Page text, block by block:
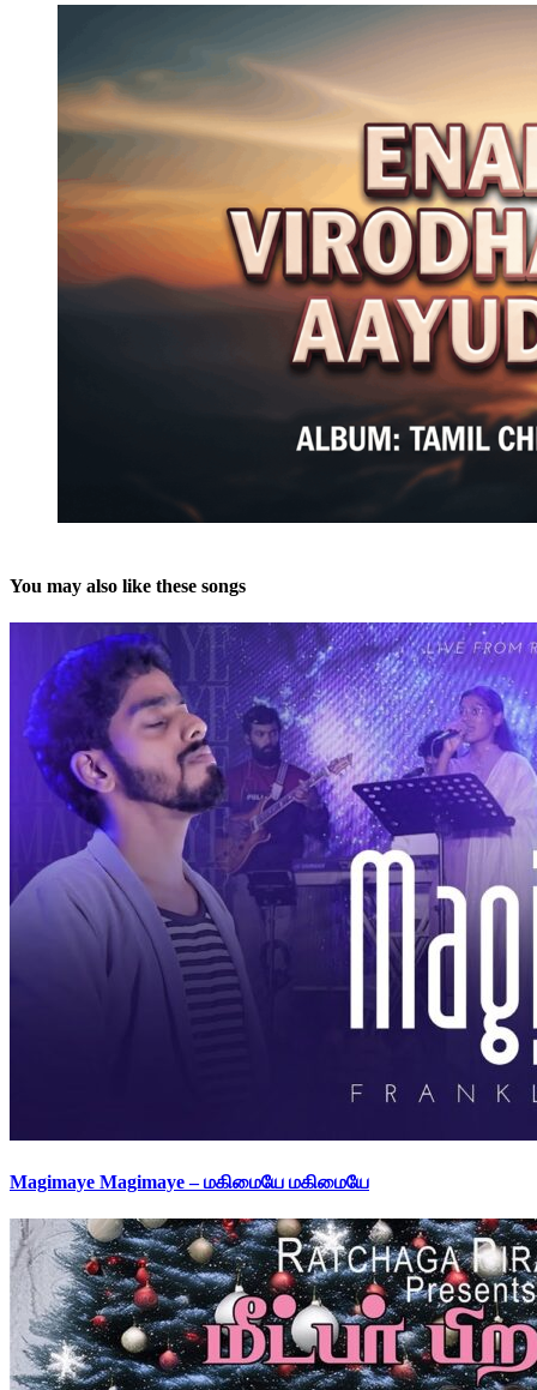
You may also like these songs
Magimaye Magimaye – மகிமையே மகிமையே